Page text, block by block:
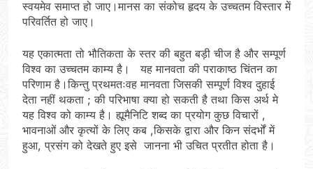
स्वयमेव समाप्त हो जाए।मानस का संकोच हृदय के उच्चतम विस्तार में
परिवर्तित हो जाए।
यह एकात्मता तो भौतिकता के स्तर की बहुत बड़ी चीज है और सम्पूर्ण
विश्व का उच्चतम काम्य है। यह मानवता की पराकाष्ठ चिंतन का
परिणाम है।किन्तु प्रथमतःवह मानवता जिसकी सम्पूर्ण विश्व दुहाई
देता नहीं थकता ; की परिभाषा क्या हो सकती है तथा किस अर्थ मे
यह विश्व को काम्य है। ह्यूमैनिटि शब्द का प्रयोग कुछ विचारों ,
भावनाओं और कृत्यों के लिए कब ,किसके द्वारा और किन संदर्भों में
हुआ, प्रसंग को देखते हुए इसे जानना भी उचित प्रतीत होता है।